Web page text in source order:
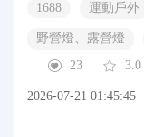
1688 運動戶外
野營燈、露營燈
23
3.0
2026-07-21 01:45:45